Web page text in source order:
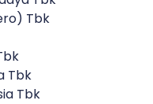
Tbk
Tbk
Tbk